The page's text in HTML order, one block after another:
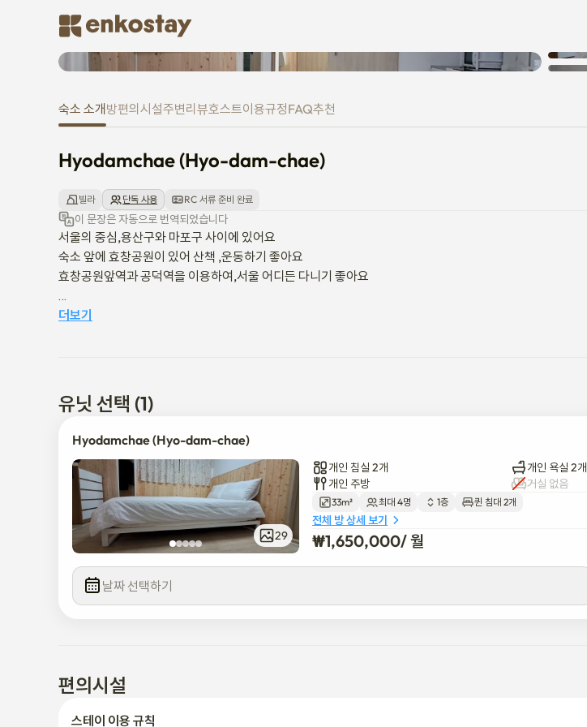
Hyodamchae (Hyo-dam-chae)
숙소 소개 방편의시설주변리뷰호스트이용규정FAQ추천
Hyodamchae (Hyo-dam-chae)
빌라 단독 사용 RC 서류 준비 완료
이 문장은 자동으로 번역되었습니다
서울의 중심,용산구와 마포구 사이에 있어요
숙소 앞에 효창공원이 있어 산책 ,운동하기 좋아요
효창공원앞역과 공덕역을 이용하여,서울 어디든 다니기 좋아요
1,숙명여대:도보15분
편백나무로 리모델링 해서 깔끔하고,세련된 숙소입니다
1,5룸 형태입니다
침실1개와,주방겸 침실이 있으며,최대 4인까지 가능합니다
주방 과 침실이 있는 공간에 화장실 1개와 샤워실 1개가 있습니다
*3인부터, 1인 추가시 추가 요금이 있으니,문의바랍니다
더보기
유닛 선택 (1)
Hyodamchae (Hyo-dam-chae)
29
개인 침실 2개
개인 욕실 2개
개인 주방
거실 없음
33m² 최대 4명 1층 퀸 침대 2개
전체 방 상세 보기
₩1,650,000/ 월
날짜 선택하기
편의시설
스테이 이용 규칙
다시 시도해 주세요.